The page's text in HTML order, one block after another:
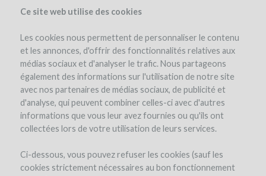
Ce site web utilise des cookies
Les cookies nous permettent de personnaliser le contenu
et les annonces, d'offrir des fonctionnalités relatives aux
médias sociaux et d'analyser le trafic. Nous partageons
également des informations sur l'utilisation de notre site
avec nos partenaires de médias sociaux, de publicité et
d'analyse, qui peuvent combiner celles-ci avec d'autres
informations que vous leur avez fournies ou qu'ils ont
collectées lors de votre utilisation de leurs services.
Ci-dessous, vous pouvez refuser les cookies (sauf les
cookies strictement nécessaires au bon fonctionnement